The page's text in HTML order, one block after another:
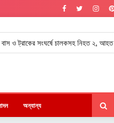
সংঘর্ষে চালকসহ নিহত ২, আহত অন্তত ১০ জন।
অন্যান্য